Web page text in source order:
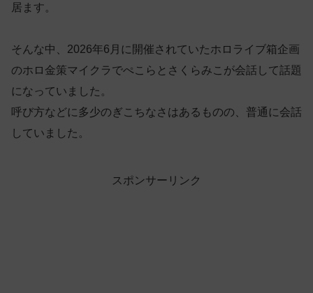
居ます。
そんな中、2026年6月に開催されていたホロライブ箱企画
のホロ金策マイクラでぺこらとさくらみこが会話して話題
になっていました。
呼び方などに多少のぎこちなさはあるものの、普通に会話
していました。
スポンサーリンク